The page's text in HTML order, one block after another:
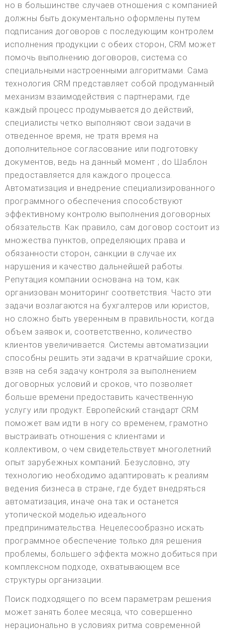
но в большинстве случаев отношения с компанией
должны быть документально оформлены путем
подписания договоров с последующим контролем
исполнения продукции с обеих сторон, CRM может
помочь выполнению договоров, система со
специальными настроенными алгоритмами. Сама
технология CRM представляет собой продуманный
механизм взаимодействия с партнерами, где
каждый процесс продумывается до действий,
специалисты четко выполняют свои задачи в
отведенное время, не тратя время на
дополнительное согласование или подготовку
документов, ведь на данный момент ; do Шаблон
предоставляется для каждого процесса.
Автоматизация и внедрение специализированного
программного обеспечения способствуют
эффективному контролю выполнения договорных
обязательств. Как правило, сам договор состоит из
множества пунктов, определяющих права и
обязанности сторон, санкции в случае их
нарушения и качество дальнейшей работы.
Репутация компании основана на том, как
организован мониторинг соответствия. Часто эти
задачи возлагаются на бухгалтеров или юристов,
но сложно быть уверенным в правильности, когда
объем заявок и, соответственно, количество
клиентов увеличивается. Системы автоматизации
способны решить эти задачи в кратчайшие сроки,
взяв на себя задачу контроля за выполнением
договорных условий и сроков, что позволяет
больше времени предоставить качественную
услугу или продукт. Европейский стандарт CRM
поможет вам идти в ногу со временем, грамотно
выстраивать отношения с клиентами и
коллективом, о чем свидетельствует многолетний
опыт зарубежных компаний. Безусловно, эту
технологию необходимо адаптировать к реалиям
ведения бизнеса в стране, где будет внедряться
автоматизация, иначе она так и останется
утопической моделью идеального
предпринимательства. Нецелесообразно искать
программное обеспечение только для решения
проблемы, большего эффекта можно добиться при
комплексном подходе, охватывающем все
структуры организации.
Поиск подходящего по всем параметрам решения
может занять более месяца, что совершенно
нерационально в условиях ритма современной